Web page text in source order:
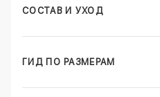
СОСТАВ И УХОД
ГИД ПО РАЗМЕРАМ